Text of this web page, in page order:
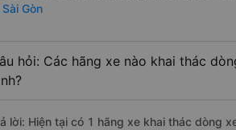
Gòn
hỏi: Các hãng xe nào khai thác
lời: Hiện tại có 1 hãng xe khai thác dòng